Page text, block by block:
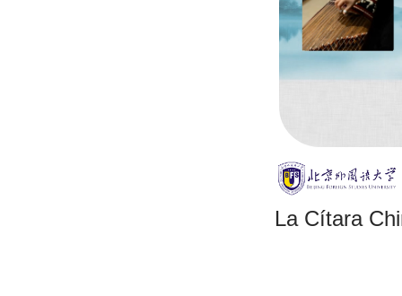
La Cítara